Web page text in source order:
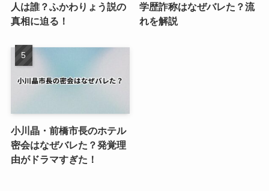
人は誰？ふかわりょう説の
真相に迫る！
学歴詐称はなぜバレた？流
れを解説
小川晶・前橋市長のホテル
密会はなぜバレた？発覚理
由がドラマすぎた！